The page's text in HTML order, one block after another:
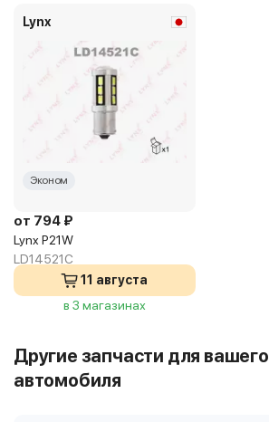
Lynx
Эконом
от 794 ₽
Lynx P21W
LD14521C
11 августа
в 3 магазинах
Другие запчасти для вашего
автомобиля